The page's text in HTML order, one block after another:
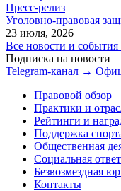
Пресс-релиз
Уголовно-правовая
23 июля, 2026
Все новости и
Подписка на новости
Telegram-канал →
Правовой обзор
Практики и
Рейтинги и
Поддержка
Общественная
Социальная
Безвозмездная
Контакты